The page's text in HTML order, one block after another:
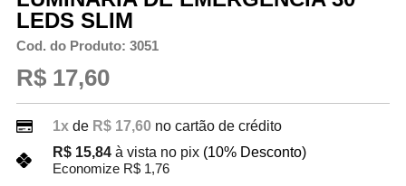
LEDS SLIM
Cod. do Produto: 3051
R$ 17,60
1xde R$ 17,60 no cartão de crédito
R$ 15,84 à vista no pix (10% Desconto)
Economize R$ 1,76